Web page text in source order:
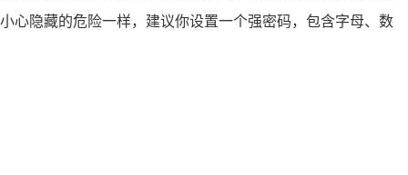
心隐藏的危险一样，建议你设置一个强密码，包含字母、数